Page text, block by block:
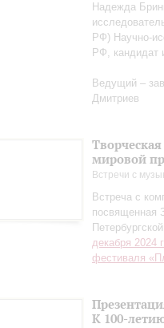
Надежда
РФ) Научно-
РФ, кандидат
Ведущий –
Дмитриев
мировой
Встречи с
Встреча с
посвященная
декабря 2024
фестиваля
К 100-